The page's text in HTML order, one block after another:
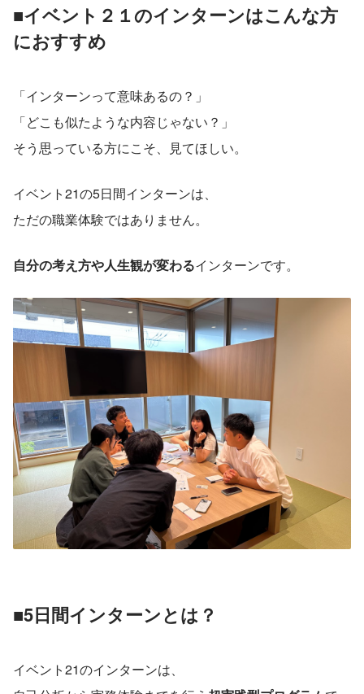
■イベント２１のインターンはこんな方
におすすめ
「インターンって意味あるの？」
「どこも似たような内容じゃない？」
そう思っている方にこそ、見てほしい。
イベント21の5日間インターンは、
ただの職業体験ではありません。
自分の考え方や人生観が変わるインターンです。
■5日間インターンとは？
イベント21のインターンは、